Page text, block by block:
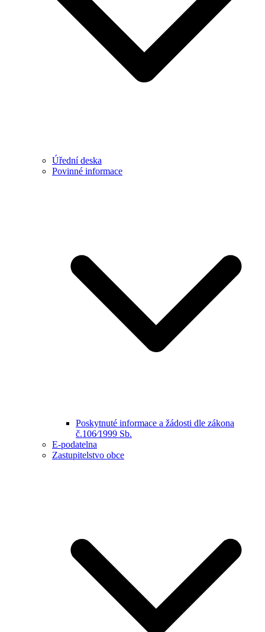
Úřední deska
Povinné informace
Poskytnuté informace a žádosti dle zákona
č.106⁄1999 Sb.
E-podatelna
Zastupitelstvo obce